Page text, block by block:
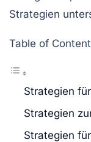
Strategien
Table of
Strategien
Strategien
Strategien